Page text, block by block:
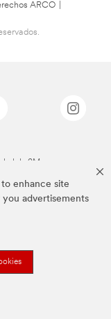
enhance site
you advertisements
ARCO
de 3M